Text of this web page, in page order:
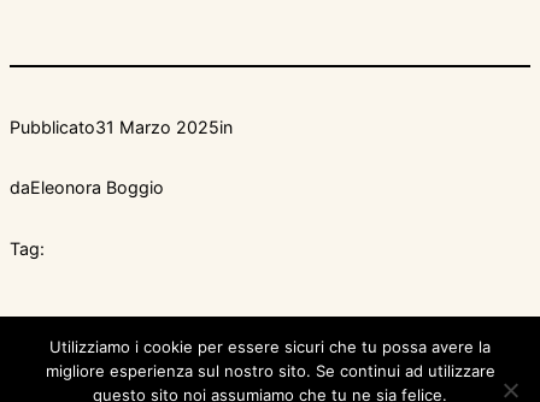
Pubblicato31 Marzo 2025in
daEleonora Boggio
Tag:
Utilizziamo i cookie per essere sicuri che tu possa avere la
migliore esperienza sul nostro sito. Se continui ad utilizzare
questo sito noi assumiamo che tu ne sia felice.